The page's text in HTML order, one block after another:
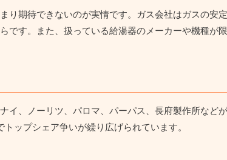
り期待できないのが実情です。ガス会社はガスの安
です。また、扱っている給湯器のメーカーや機種が
イ、ノーリツ、パロマ、パーパス、長府製作所など
ップシェア争いが繰り広げられています。